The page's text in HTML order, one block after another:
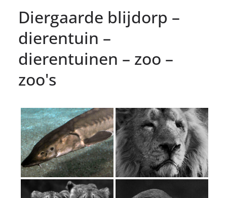
Diergaarde blijdorp –
dierentuin –
dierentuinen – zoo –
zoo's